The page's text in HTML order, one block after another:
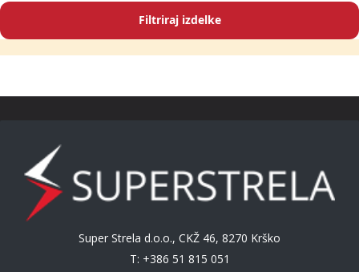
Filtriraj izdelke
Super Strela d.o.o., CKŽ 46, 8270 Krško
T: +386 51 815 051